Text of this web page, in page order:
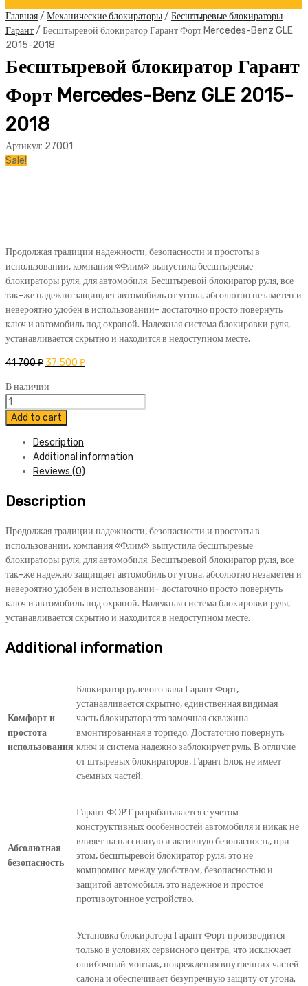
Главная/ Механические блокираторы/ Бесштыревые блокираторы
Гарант/ Бесштыревой блокиратор Гарант Форт Mercedes-Benz GLE
2015-2018
Бесштыревой блокиратор Гарант
Форт Mercedes-Benz GLE 2015-
2018
Артикул: 27001
Sale!
Продолжая традиции надежности, безопасности и простоты в
использовании, компания «Флим» выпустила бесштыревые
блокираторы руля, для автомобиля. Бесштыревой блокиратор руля, все
так-же надежно защищает автомобиль от угона, абсолютно незаметен и
невероятно удобен в использовании- достаточно просто повернуть
ключ и автомобиль под охраной. Надежная система блокировки руля,
устанавливается скрытно и находится в недоступном месте.
41 700₽ 37 500 ₽
В наличии
Бесштыревой
блокиратор
Гарант
Форт
Mercedes-
Benz
2015-
quantity
Add to cart
Description
Additional information
Reviews (0)
Description
Продолжая традиции надежности, безопасности и простоты в
использовании, компания «Флим» выпустила бесштыревые
блокираторы руля, для автомобиля. Бесштыревой блокиратор руля, все
так-же надежно защищает автомобиль от угона, абсолютно незаметен и
невероятно удобен в использовании- достаточно просто повернуть
ключ и автомобиль под охраной. Надежная система блокировки руля,
устанавливается скрытно и находится в недоступном месте.
Additional information
Комфорт и
простота
использования
Блокиратор рулевого вала Гарант Форт,
устанавливается скрытно, единственная видимая
часть блокиратора это замочная скважина
вмонтированная в торпедо. Достаточно повернуть
ключ и система надежно заблокирует руль. В отличие
от штыревых блокираторов, Гарант Блок не имеет
съемных частей.
Абсолютная
безопасность
Гарант ФОРТ разрабатывается с учетом
конструктивных особенностей автомобиля и никак не
влияет на пассивную и активную безопасность, при
этом, бесштыревой блокиратор руля, это не
компромисс между удобством, безопасностью и
защитой автомобиля, это надежное и простое
противоугонное устройство.
Установка блокиратора Гарант Форт производится
только в условиях сервисного центра, что исключает
ошибочный монтаж, повреждения внутренних частей
салона и обеспечивает безупречную защиту от угона.